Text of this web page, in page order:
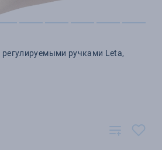
ручками Leta,